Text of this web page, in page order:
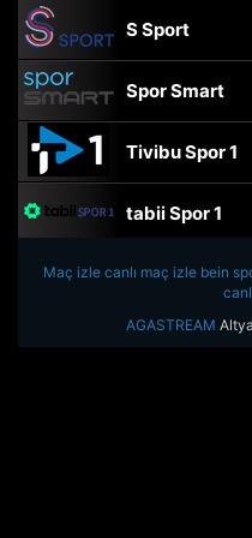
S Sport
Spor Smart
Tivibu Spor 1
tabii Spor 1
TRT Spor
beIN Sports
Maç izle canlı maç izle bein
AGASTREAM